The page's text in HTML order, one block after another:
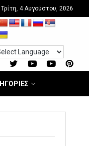
Τρίτη, 4 Αυγούστου, 2026